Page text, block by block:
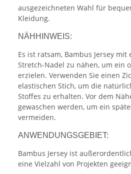
ausgezeichneten Wahl für
Kleidung.
NÄHHINWEIS:
Es ist ratsam, Bambus Jersey mit
Stretch-Nadel zu nähen, um ein
erzielen. Verwenden Sie einen
elastischen Stich, um die
Stoffes zu erhalten. Vor dem
gewaschen werden, um ein
vermeiden.
ANWENDUNGSGEBIET:
Bambus Jersey ist
eine Vielzahl von Projekten